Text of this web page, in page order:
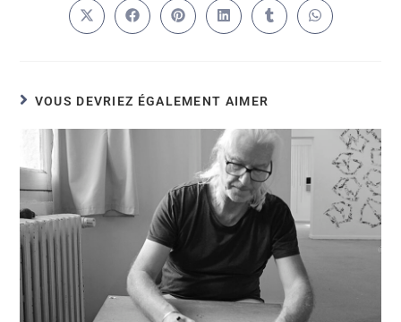
VOUS DEVRIEZ ÉGALEMENT AIMER